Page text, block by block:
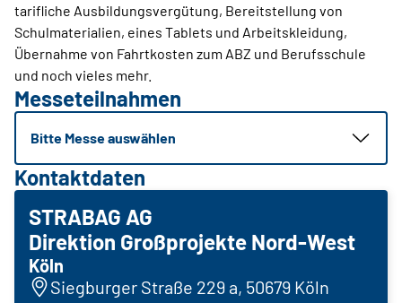
tarifliche Ausbildungsvergütung, Bereitstellung von
Schulmaterialien, eines Tablets und Arbeitskleidung,
Übernahme von Fahrtkosten zum ABZ und Berufsschule
und noch vieles mehr.
Messeteilnahmen
Bitte Messe auswählen
Kontaktdaten
STRABAG AG
Direktion Großprojekte Nord-West
Köln
Siegburger Straße 229 a, 50679 Köln